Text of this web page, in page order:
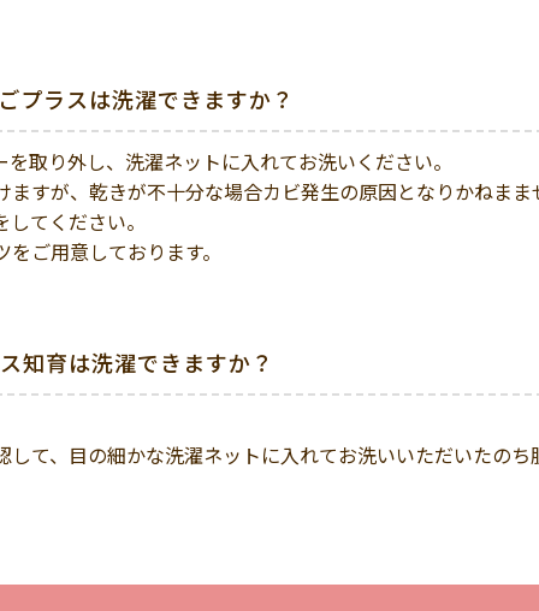
プラスは洗濯できますか？
取り外し、洗濯ネットに入れてお洗いください。
すが、乾きが不十分な場合カビ発生の原因となりかねま
てください。
ご用意しております。
知育は洗濯できますか？
て、目の細かな洗濯ネットに入れてお洗いいただいたの